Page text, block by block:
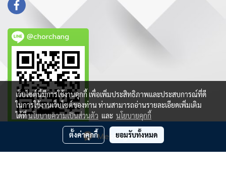
Message Us
@chorchang
ลิขสิทธิ์ © 2021 บริษัท ช ช้าง จำกัด - สงวนสิทธิ์ทุกประการ
เว็บไซต์นี้มีการใช้งานคุกกี้ เพื่อเพิ่มประสิทธิภาพและประสบการณ์ที่ดี
ในการใช้งานเว็บไซต์ของท่าน ท่านสามารถอ่านรายละเอียดเพิ่มเติม
ได้ที่นโยบายความเป็นส่วนตัว และ นโยบายคุกกี้
ตั้งค่าคุกกี้ ยอมรับทั้งหมด